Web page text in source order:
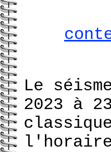
Le
2023 à